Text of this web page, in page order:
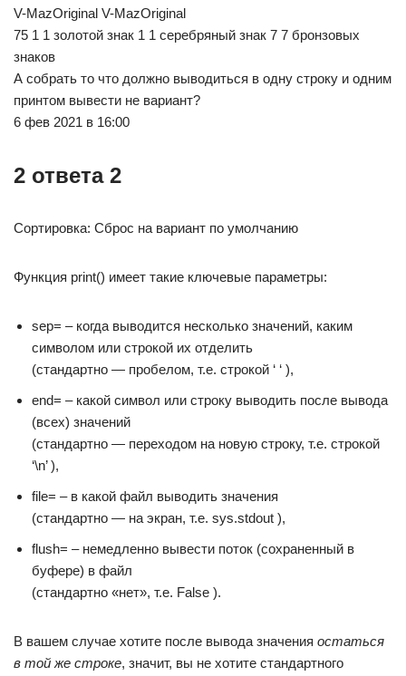
V-MazOriginal V-MazOriginal
75 1 1 золотой знак 1 1 серебряный знак 7 7 бронзовых
знаков
А собрать то что должно выводиться в одну строку и одним
принтом вывести не вариант?
6 фев 2021 в 16:00
2 ответа 2
Сортировка: Сброс на вариант по умолчанию
Функция print() имеет такие ключевые параметры:
sep= – когда выводится несколько значений, каким
символом или строкой их отделить
(стандартно — пробелом, т.е. строкой ‘ ‘ ),
end= – какой символ или строку выводить после вывода
(всех) значений
(стандартно — переходом на новую строку, т.е. строкой
‘\n’ ),
file= – в какой файл выводить значения
(стандартно — на экран, т.е. sys.stdout ),
flush= – немедленно вывести поток (сохраненный в
буфере) в файл
(стандартно «нет», т.е. False ).
В вашем случае хотите после вывода значения остаться
в той же строке, значит, вы не хотите стандартного